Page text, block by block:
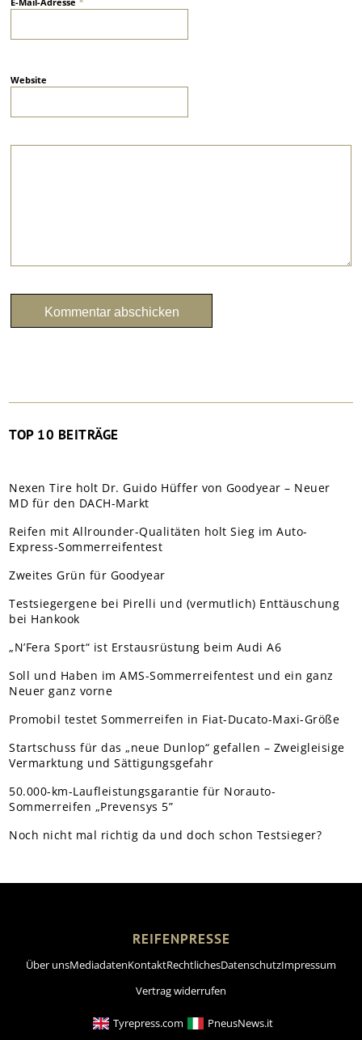
Website
TOP 10 BEITRÄGE
Nexen Tire holt Dr. Guido Hüffer von Goodyear – Neuer
MD für den DACH-Markt
Reifen mit Allrounder-Qualitäten holt Sieg im Auto-
Express-Sommerreifentest
Zweites Grün für Goodyear
Testsiegergene bei Pirelli und (vermutlich) Enttäuschung
bei Hankook
„N’Fera Sport“ ist Erstausrüstung beim Audi A6
Soll und Haben im AMS-Sommerreifentest und ein ganz
Neuer ganz vorne
Promobil testet Sommerreifen in Fiat-Ducato-Maxi-Größe
Startschuss für das „neue Dunlop“ gefallen – Zweigleisige
Vermarktung und Sättigungsgefahr
50.000-km-Laufleistungsgarantie für Norauto-
Sommerreifen „Prevensys 5”
Noch nicht mal richtig da und doch schon Testsieger?
REIFENPRESSE
Über unsMediadatenKontaktRechtlichesDatenschutzImpressum
Vertrag widerrufen
Tyrepress.com PneusNews.it